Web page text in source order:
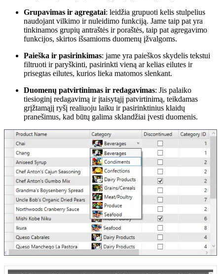
Grupavimas ir agregatai: leidžia grupuoti kelis stulpelius
naudojant vilkimo ir nuleidimo funkciją. Jame taip pat yra
tinkinamos grupių antraštės ir poraštės, taip pat agregavimo
funkcijos, skirtos išsamioms duomenų įžvalgoms.
Paieška ir pasirinkimas: jame yra paieškos skydelis tekstui
filtruoti ir paryškinti, pasirinkti vieną ar kelias eilutes ir
prisegtas eilutes, kurios lieka matomos slenkant.
Duomenų patvirtinimas ir redagavimas: Jis palaiko
tiesioginį redagavimą ir įtaisytąjį patvirtinimą, teikdamas
grįžtamąjį ryšį realiuoju laiku ir pasirinktinius klaidų
pranešimus, kad būtų galima sklandžiai įvesti duomenis.